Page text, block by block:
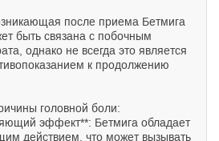
после приема Бетмига
быть связана с побочным
однако не всегда это является
к продолжению
головной боли:
эффект**: Бетмига обладает
действием, что может вызывать